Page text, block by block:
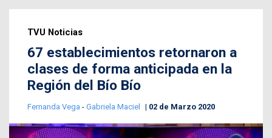
TVU Noticias
67 establecimientos retornaron a
clases de forma anticipada en la
Región del Bío Bío
Fernanda Vega - Gabriela Maciel 02 de Marzo 2020